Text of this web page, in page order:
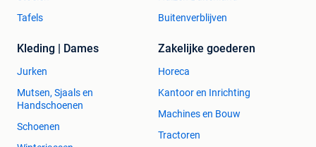
Tafels
Buitenverblijven
Kleding | Dames
Jurken
Mutsen, Sjaals en
Handschoenen
Schoenen
Zakelijke goederen
Horeca
Kantoor en Inrichting
Machines en Bouw
Tractoren